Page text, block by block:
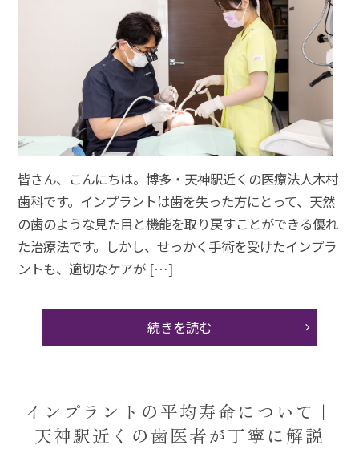
皆さん、こんにちは。博多・天神駅近くの医療法人木村
歯科です。インプラントは歯を失った方にとって、天然
の歯のような見た目と機能を取り戻すことができる優れ
た治療法です。しかし、せっかく手術を受けたインプラ
ントも、適切なケアが […]
続きを読む
インプラントの平均寿命について｜
天神駅近くの歯医者が丁寧に解説